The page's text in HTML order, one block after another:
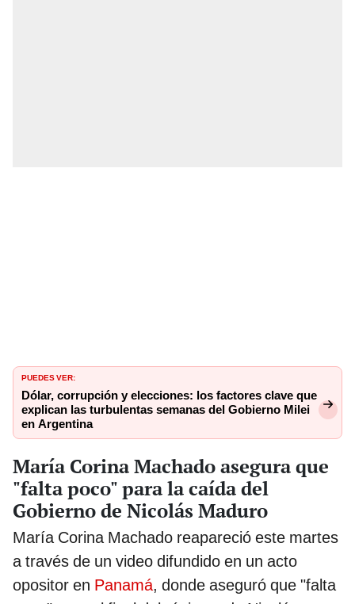
PUEDES VER:
Dólar, corrupción y elecciones: los factores clave que
explican las turbulentas semanas del Gobierno Milei
en Argentina
María Corina Machado asegura que
"falta poco" para la caída del
Gobierno de Nicolás Maduro
María Corina Machado reapareció este martes
a través de un video difundido en un acto
opositor en Panamá, donde aseguró que "falta